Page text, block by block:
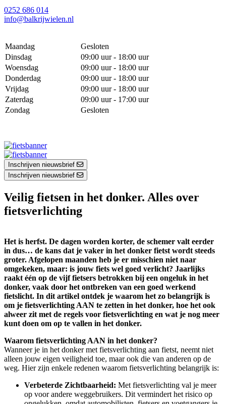
0252 686 014
info@balkrijwielen.nl
Maandag
Gesloten
Dinsdag
09:00 uur - 18:00 uur
Woensdag
09:00 uur - 18:00 uur
Donderdag
09:00 uur - 18:00 uur
Vrijdag
09:00 uur - 18:00 uur
Zaterdag
09:00 uur - 17:00 uur
Zondag
Gesloten
Inschrijven nieuwsbrief
Inschrijven nieuwsbrief
Veilig fietsen in het donker. Alles over
fietsverlichting
Het is herfst. De dagen worden korter, de schemer valt eerder
in dus… de kans dat je vaker in het donker fietst wordt steeds
groter. Afgelopen maanden heb je er misschien niet naar
omgekeken, maar: is jouw fiets wel goed verlicht? Jaarlijks
raakt één op de vijf fietsers betrokken bij een ongeluk in het
donker, vaak door het ontbreken van een goed werkend
fietslicht. In dit artikel ontdek je waarom het zo belangrijk is
om je fietsverlichting AAN te zetten in het donker, hoe het ook
alweer zit met de regels voor fietsverlichting en wat je nog meer
kunt doen om op te vallen in het donker.
Waarom fietsverlichting AAN in het donker?
Wanneer je in het donker met fietsverlichting aan fietst, neemt niet
alleen jouw eigen veiligheid toe, maar ook die van anderen op de
weg. Hier zijn enkele redenen waarom fietsverlichting belangrijk is:
Verbeterde Zichtbaarheid: Met fietsverlichting val je meer
op voor andere weggebruikers. Dit vermindert het risico op